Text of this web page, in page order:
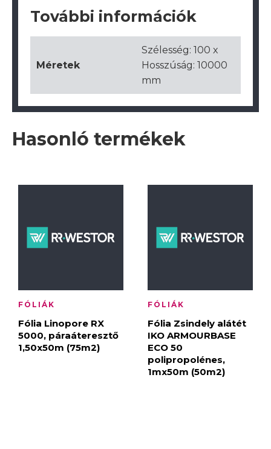
További információk
Méretek
Szélesség: 100 x
Hosszúság: 10000
mm
Hasonló termékek
FÓLIÁK
Fólia Linopore RX
5000, páraáteresztő
1,50x50m (75m2)
FÓLIÁK
Fólia Zsindely alátét
IKO ARMOURBASE
ECO 50
polipropolénes,
1mx50m (50m2)